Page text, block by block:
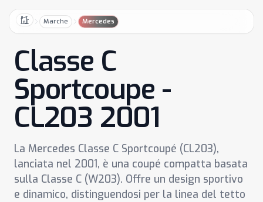
HomeMarche Mercedes
Classe C
Sportcoupe -
CL203 2001
La Mercedes Classe C Sportcoupé (CL203),
lanciata nel 2001, è una coupé compatta basata
sulla Classe C (W203). Offre un design sportivo
e dinamico, distinguendosi per la linea del tetto